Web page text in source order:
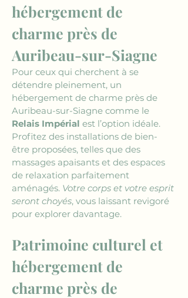
hébergement de
charme près de
Auribeau-sur-Siagne
Pour ceux qui cherchent à se
détendre pleinement, un
hébergement de charme près de
Auribeau-sur-Siagne comme le
Relais Impérial est l’option idéale.
Profitez des installations de bien-
être proposées, telles que des
massages apaisants et des espaces
de relaxation parfaitement
aménagés. Votre corps et votre esprit
seront choyés, vous laissant revigoré
pour explorer davantage.
Patrimoine culturel et
hébergement de
charme près de